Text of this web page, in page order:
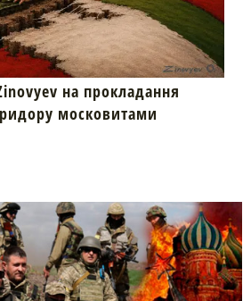
на прокладання
московитами